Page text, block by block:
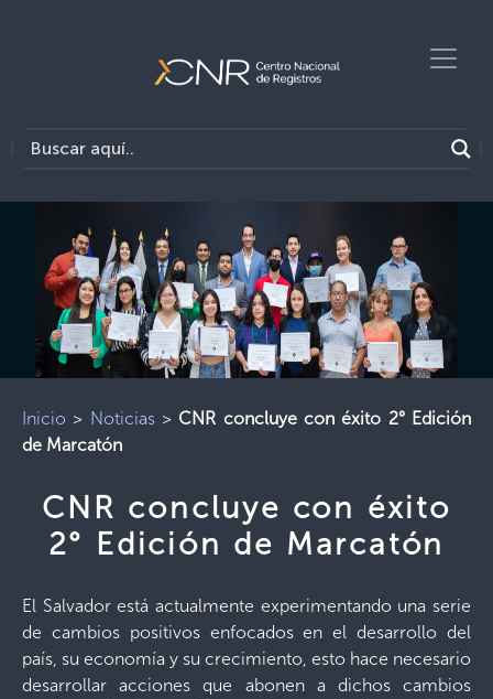
Inicio > Noticias> CNR concluye con éxito 2° Edición
de Marcatón
CNR concluye con éxito
2° Edición de Marcatón
El Salvador está actualmente experimentando una serie
de cambios positivos enfocados en el desarrollo del
país, su economía y su crecimiento, esto hace necesario
desarrollar acciones que abonen a dichos cambios